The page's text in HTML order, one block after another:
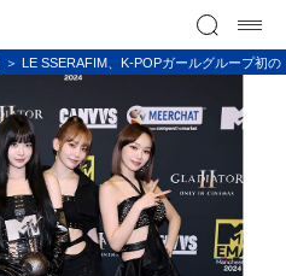
LE SSERAFIM、K-POPガールグループ初